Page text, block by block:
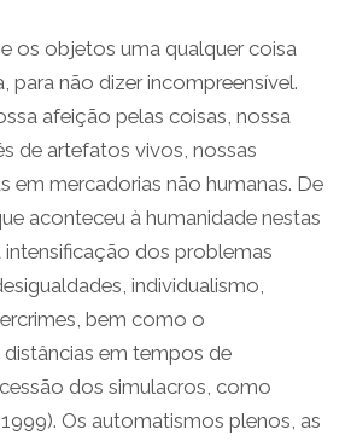
os objetos uma qualquer coisa
para não dizer incompreensível.
afeição pelas coisas, nossa
de artefatos vivos, nossas
em mercadorias não humanas. De
aconteceu à humanidade nestas
intensificação dos problemas
individualismo,
bem como o
em tempos de
dos simulacros, como
Os automatismos plenos, as